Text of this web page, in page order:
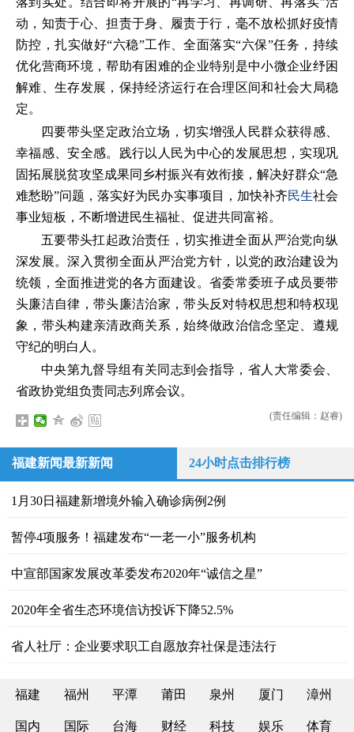
动，知责于心、担责于身、履责于行，毫不放松抓好疫情
防控，扎实做好“六稳”工作、全面落实“六保”任务，持续
优化营商环境，帮助有困难的企业特别是中小微企业纾困
解难、生存发展，保持经济运行在合理区间和社会大局稳
定。
四要带头坚定政治立场，切实增强人民群众获得感、
幸福感、安全感。践行以人民为中心的发展思想，实现巩
固拓展脱贫攻坚成果同乡村振兴有效衔接，解决好群众“急
难愁盼”问题，落实好为民办实事项目，加快补齐民生社会
事业短板，不断增进民生福祉、促进共同富裕。
五要带头扛起政治责任，切实推进全面从严治党向纵
深发展。深入贯彻全面从严治党方针，以党的政治建设为
统领，全面推进党的各方面建设。省委常委班子成员要带
头廉洁自律，带头廉洁治家，带头反对特权思想和特权现
象，带头构建亲清政商关系，始终做政治信念坚定、遵规
守纪的明白人。
中央第九督导组有关同志到会指导，省人大常委会、
省政协党组负责同志列席会议。
(责任编辑：赵睿)
福建新闻最新新闻 24小时点击排行榜
1月30日福建新增境外输入确诊病例2例
暂停4项服务！福建发布“一老一小”服务机构
中宣部国家发展改革委发布2020年“诚信之星”
2020年全省生态环境信访投诉下降52.5%
省人社厅：企业要求职工自愿放弃社保是违法行
福建 福州 平潭 莆田 泉州 厦门 漳州
国内 国际 台海 财经 科技 娱乐 体育